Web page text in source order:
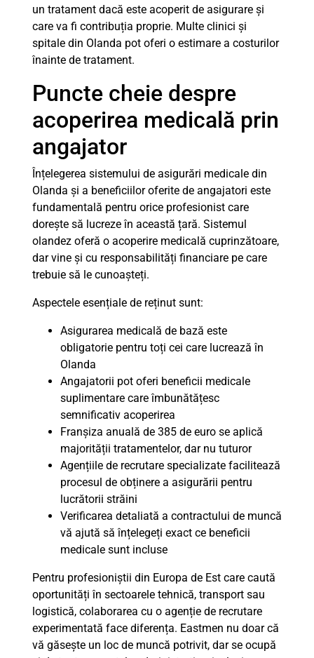
un tratament dacă este acoperit de asigurare și
care va fi contribuția proprie. Multe clinici și
spitale din Olanda pot oferi o estimare a costurilor
înainte de tratament.
Puncte cheie despre
acoperirea medicală prin
angajator
Înțelegerea sistemului de asigurări medicale din
Olanda și a beneficiilor oferite de angajatori este
fundamentală pentru orice profesionist care
dorește să lucreze în această țară. Sistemul
olandez oferă o acoperire medicală cuprinzătoare,
dar vine și cu responsabilități financiare pe care
trebuie să le cunoașteți.
Aspectele esențiale de reținut sunt:
Asigurarea medicală de bază este
obligatorie pentru toți cei care lucrează în
Olanda
Angajatorii pot oferi beneficii medicale
suplimentare care îmbunătățesc
semnificativ acoperirea
Franșiza anuală de 385 de euro se aplică
majorității tratamentelor, dar nu tuturor
Agențiile de recrutare specializate facilitează
procesul de obținere a asigurării pentru
lucrătorii străini
Verificarea detaliată a contractului de muncă
vă ajută să înțelegeți exact ce beneficii
medicale sunt incluse
Pentru profesioniștii din Europa de Est care caută
oportunități în sectoarele tehnică, transport sau
logistică, colaborarea cu o agenție de recrutare
experimentată face diferența. Eastmen nu doar că
vă găsește un loc de muncă potrivit, dar se ocupă